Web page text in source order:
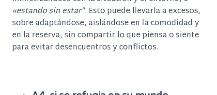
«estando sin estar”. Esto puede llevarla a excesos,
sobre adaptándose, aislándose en la comodidad y
en la reserva, sin compartir lo que piensa o siente
para evitar desencuentros y conflictos.